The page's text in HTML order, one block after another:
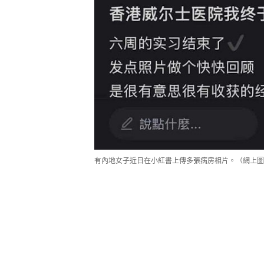
有內地女子近日在小紅書上傳多張病房相片。（網上